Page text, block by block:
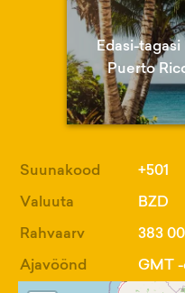
Edasi-
Puerto
Suunakood
+501
Valuuta
BZD
Rahvaarv
383
Ajavöönd
GMT